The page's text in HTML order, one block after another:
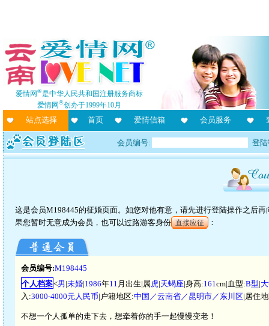
爱情网®是中华人民共和国注册服务商标
爱情网®创办于1999年10月
站点选择 首页 爱情信箱 会员服务
会员编号: 登
这是会员M198445的征婚页面。如您对他有意，请先进行登陆操作之后
果您暂时无意成为会员，也可以过路游客身份 直接应征 ：
会员编号:M198445
个人档案<男|未婚|1986年11 月出生|属虎|天蝎座|身高:161cm|血型:B型|
入:3000-4000元人民币|户籍地区:中国／云南省／昆明市／东川区|居住
不想一个人孤单的走下去，想牵着你的手一起慢慢变老！